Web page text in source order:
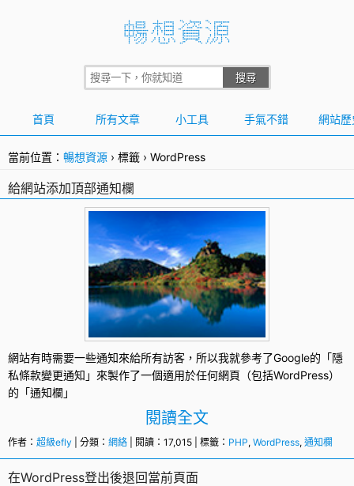
首頁 所有文章 小工具 手氣不錯 網站歷
當前位置： 暢想資源 › 標籤 › WordPress
給網站添加頂部通知欄
網站有時需要一些通知來給所有訪客，所以我就參考了Google的「隱
私條款變更通知」來製作了一個適用於任何網頁（包括WordPress）
的「通知欄 」
閱讀全文
作者： 超級efly | 分類： 網絡 | 閱讀：17,015 | 標籤： PHP, WordPress, 通知欄
在WordPress登出後退回當前頁面